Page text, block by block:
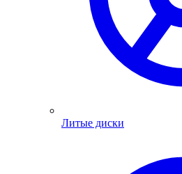
Литые диски